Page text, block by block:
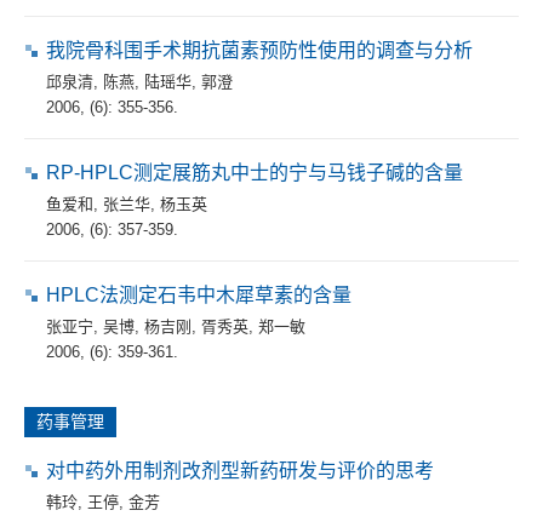
我院骨科围手术期抗菌素预防性使用的调查与分析
邱泉清 陈燕 陆瑶华 郭澄
2006, (6): 355-356.
RP-HPLC测定展筋丸中士的宁与马钱子碱的含量
鱼爱和 张兰华 杨玉英
2006, (6): 357-359.
HPLC法测定石韦中木犀草素的含量
张亚宁 吴博 杨吉刚 胥秀英 郑一敏
2006, (6): 359-361.
药事管理
对中药外用制剂改剂型新药研发与评价的思考
韩玲 王停 金芳